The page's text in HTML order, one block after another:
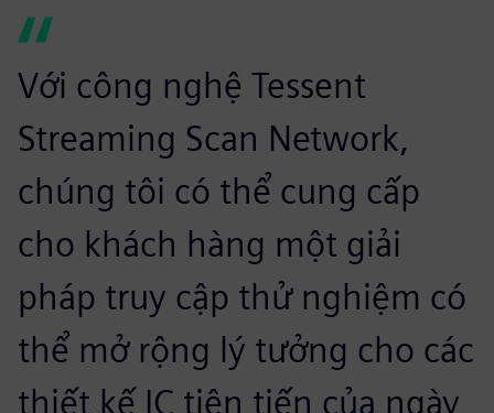
Với công nghệ Tessent
Streaming Scan Network,
chúng tôi có thể cung cấp
cho khách hàng một giải
pháp truy cập thử nghiệm có
thể mở rộng lý tưởng cho các
thiết kế IC tiên tiến của ngày